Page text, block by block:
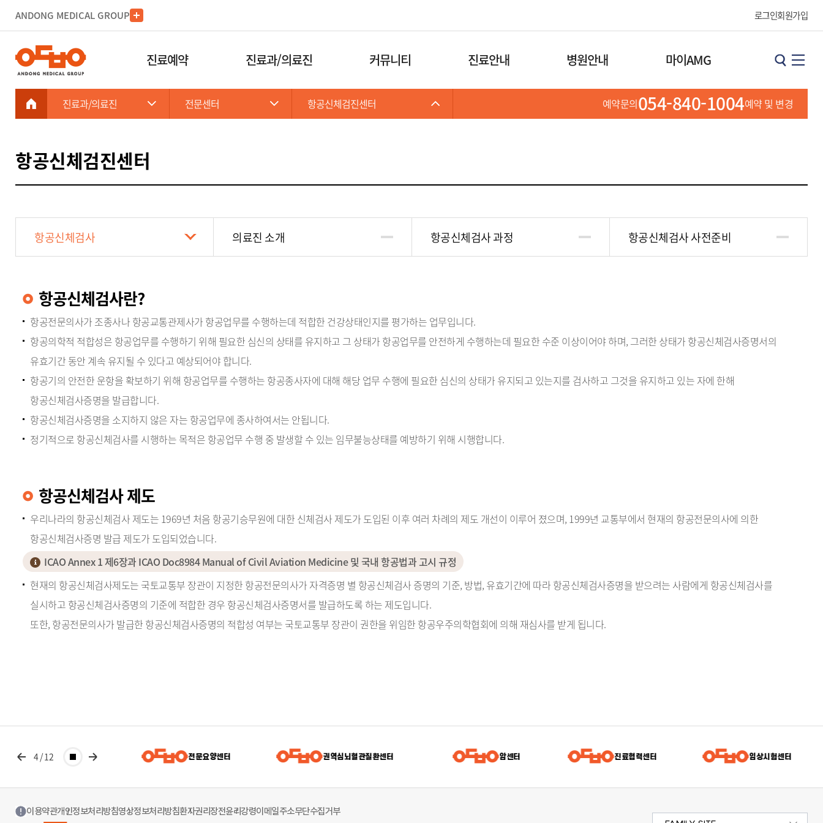
ANDONG MEDICAL GROUP 로그인회원가입
진료예약 진료과/의료진 커뮤니티 진료안내 병원안내 마이AMG
진료과/의료진 전문센터 항공신체검진센터 예약문의054-840-1004예약 및 변경
항공신체검진센터
항공신체검사 의료진 소개 항공신체검사 과정 항공신체검사 사전준비
항공신체검사란?
항공전문의사가 조종사나 항공교통관제사가 항공업무를 수행하는데 적합한 건강상태인지를 평가하는 업무입니다.
항공의학적 적합성은 항공업무를 수행하기 위해 필요한 심신의 상태를 유지하고 그 상태가 항공업무를 안전하게 수행하는데 필요한 수준 이상이어야 하며, 그러한 상태가 항공신체검사증명서의
유효기간 동안 계속 유지될 수 있다고 예상되어야 합니다.
항공기의 안전한 운항을 확보하기 위해 항공업무를 수행하는 항공종사자에 대해 해당 업무 수행에 필요한 심신의 상태가 유지되고 있는지를 검사하고 그것을 유지하고 있는 자에 한해
항공신체검사증명을 발급합니다.
항공신체검사증명을 소지하지 않은 자는 항공업무에 종사하여서는 안됩니다.
정기적으로 항공신체검사를 시행하는 목적은 항공업무 수행 중 발생할 수 있는 임무불능상태를 예방하기 위해 시행합니다.
항공신체검사 제도
우리나라의 항공신체검사 제도는 1969년 처음 항공기승무원에 대한 신체검사 제도가 도입된 이후 여러 차례의 제도 개선이 이루어 졌으며, 1999년 교통부에서 현재의 항공전문의사에 의한
항공신체검사증명 발급 제도가 도입되었습니다.
ICAO Annex 1 제6장과 ICAO Doc8984 Manual of Civil Aviation Medicine 및 국내 항공법과 고시 규정
현재의 항공신체검사제도는 국토교통부 장관이 지정한 항공전문의사가 자격증명 별 항공신체검사 증명의 기준, 방법, 유효기간에 따라 항공신체검사증명을 받으려는 사람에게 항공신체검사를
실시하고 항공신체검사증명의 기준에 적합한 경우 항공신체검사증명서를 발급하도록 하는 제도입니다.
또한, 항공전문의사가 발급한 항공신체검사증명의 적합성 여부는 국토교통부 장관이 권한을 위임한 항공우주의학협회에 의해 재심사를 받게 됩니다.
4/12
용상안동병원 전문요양센터 권역심뇌혈관질환센터 암센터 진료협력센터 임상시험센터
이용약관개인정보처리방침영상정보처리방침환자권리장전윤리강령이메일주소무단수집거부